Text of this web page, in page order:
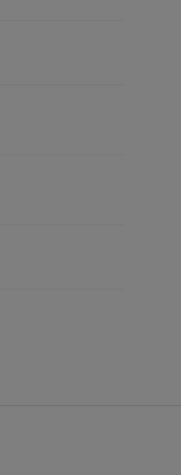
voor Aantal
Aantal USB-poorten
Geschikt voor HDR